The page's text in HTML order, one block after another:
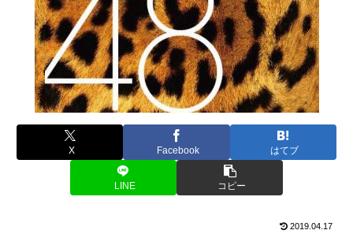
X Facebook はてブ
LINE コピー
2019.04.17